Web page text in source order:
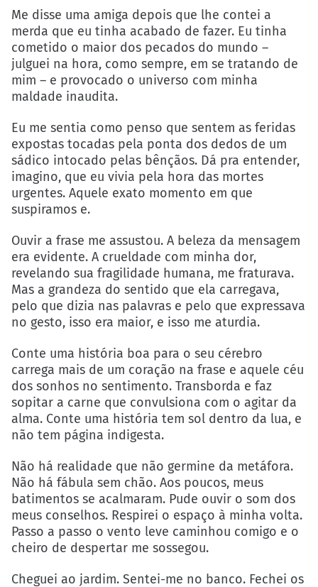
Me disse uma amiga depois que lhe contei a
merda que eu tinha acabado de fazer. Eu tinha
cometido o maior dos pecados do mundo –
julguei na hora, como sempre, em se tratando de
mim – e provocado o universo com minha
maldade inaudita.
Eu me sentia como penso que sentem as feridas
expostas tocadas pela ponta dos dedos de um
sádico intocado pelas bênçãos. Dá pra entender,
imagino, que eu vivia pela hora das mortes
urgentes. Aquele exato momento em que
suspiramos e.
Ouvir a frase me assustou. A beleza da mensagem
era evidente. A crueldade com minha dor,
revelando sua fragilidade humana, me fraturava.
Mas a grandeza do sentido que ela carregava,
pelo que dizia nas palavras e pelo que expressava
no gesto, isso era maior, e isso me aturdia.
Conte uma história boa para o seu cérebro
carrega mais de um coração na frase e aquele céu
dos sonhos no sentimento. Transborda e faz
sopitar a carne que convulsiona com o agitar da
alma. Conte uma história tem sol dentro da lua, e
não tem página indigesta.
Não há realidade que não germine da metáfora.
Não há fábula sem chão. Aos poucos, meus
batimentos se acalmaram. Pude ouvir o som dos
meus conselhos. Respirei o espaço à minha volta.
Passo a passo o vento leve caminhou comigo e o
cheiro de despertar me sossegou.
Cheguei ao jardim. Sentei-me no banco. Fechei os